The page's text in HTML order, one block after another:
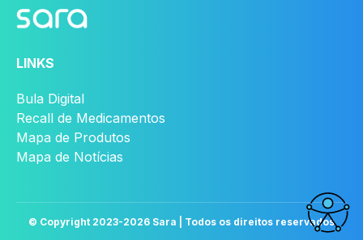
LINKS
Bula Digital
Recall de Medicamentos
Mapa de Produtos
Mapa de Notícias
© Copyright 2023-2026 Sara | Todos os direitos reservados